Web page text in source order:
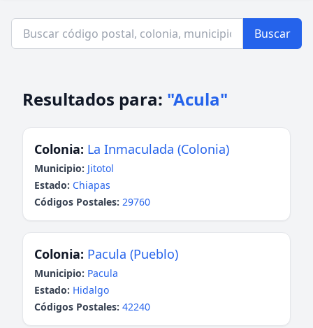
Buscar
Resultados para: "Acula"
Colonia: La Inmaculada (Colonia)
Municipio: Jitotol
Estado: Chiapas
Códigos Postales: 29760
Colonia: Pacula (Pueblo)
Municipio: Pacula
Estado: Hidalgo
Códigos Postales: 42240